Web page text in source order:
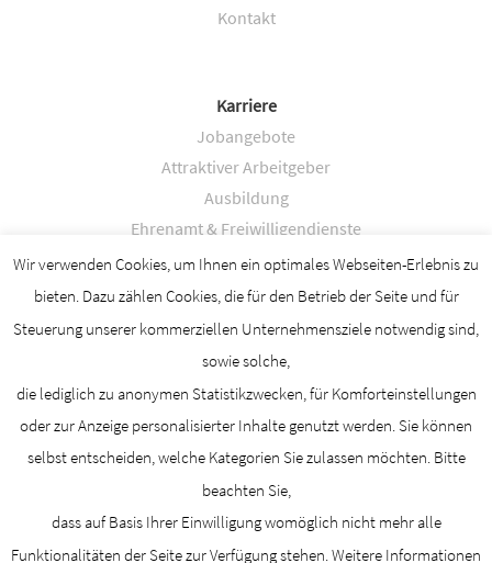
Kontakt
Karriere
Jobangebote
Attraktiver Arbeitgeber
Ausbildung
Ehrenamt & Freiwilligendienste
Fort- & Weiterbildung
Betreuung & Begleitung
Verhinderungspflege
Zum Seitenanfang
Wir verwenden Cookies, um Ihnen ein optimales Webseiten-Erlebnis zu
bieten. Dazu zählen Cookies, die für den Betrieb der Seite und für
Steuerung unserer kommerziellen Unternehmensziele notwendig sind,
sowie solche,
die lediglich zu anonymen Statistikzwecken, für Komforteinstellungen
oder zur Anzeige personalisierter Inhalte genutzt werden. Sie können
selbst entscheiden, welche Kategorien Sie zulassen möchten. Bitte
beachten Sie,
dass auf Basis Ihrer Einwilligung womöglich nicht mehr alle
Funktionalitäten der Seite zur Verfügung stehen. Weitere Informationen